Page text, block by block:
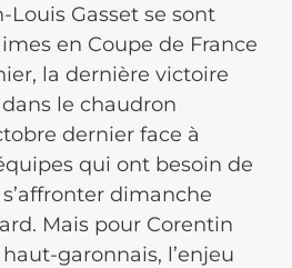
Louis Gasset se sont
en Coupe de France
la dernière victoire
le chaudron
dernier face à
qui ont besoin de
dimanche
. Mais pour Corentin
garonnais, l’enjeu